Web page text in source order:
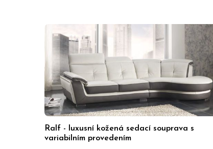
Ralf - luxusní kožená sedací souprava s
variabilním provedením